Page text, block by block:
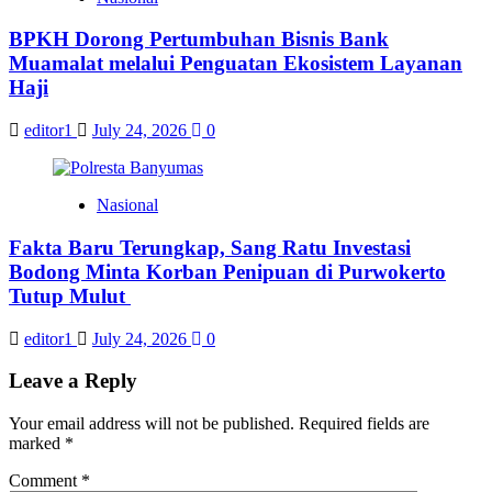
BPKH Dorong Pertumbuhan Bisnis Bank
Muamalat melalui Penguatan Ekosistem Layanan
Haji
editor1 July 24, 2026 0
Nasional
Fakta Baru Terungkap, Sang Ratu Investasi
Bodong Minta Korban Penipuan di Purwokerto
Tutup Mulut
editor1 July 24, 2026 0
Leave a Reply
Your email address will not be published. Required fields are
marked *
Comment *